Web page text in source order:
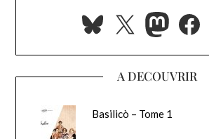
Bluesky
X
A DECOUVRIR
Basilicò – Tome 1